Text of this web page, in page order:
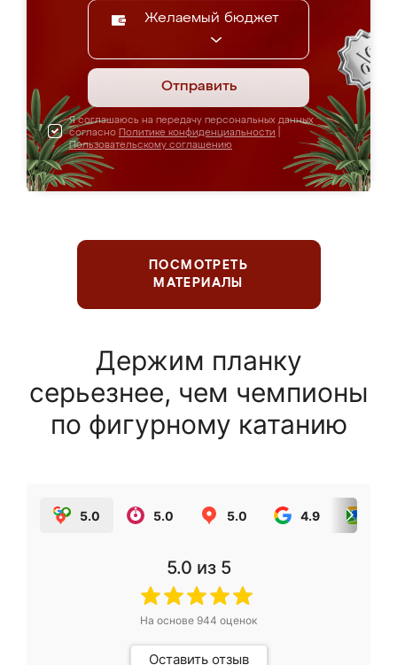
Желаемый бюджет
Отправить
Я соглашаюсь на передачу персональных данных
согласно Политике конфиденциальности
Пользовательскому соглашению
ПОСМОТРЕТЬ
МАТЕРИАЛЫ
Держим планку
серьезнее, чем чемпионы
по фигурному катанию
5.0 5.0 5.0 4.9
5.0 из 5
На основе 944 оценок
Оставить отзыв